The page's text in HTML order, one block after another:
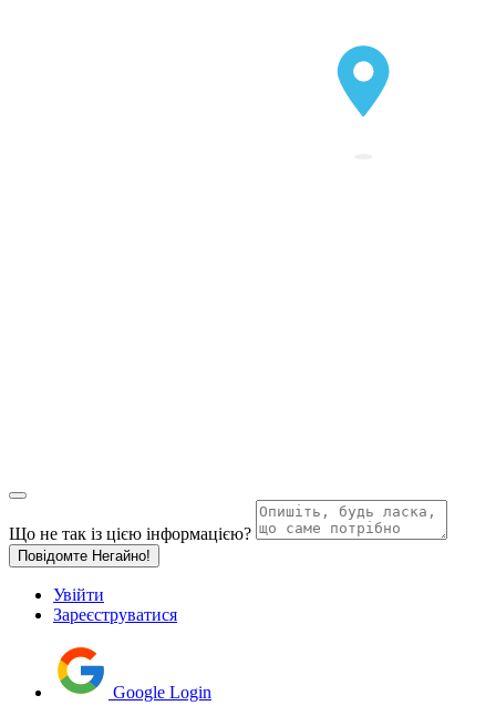
Що не так із цією інформацією?
Повідомте Негайно!
Увійти
Зареєструватися
Google Login